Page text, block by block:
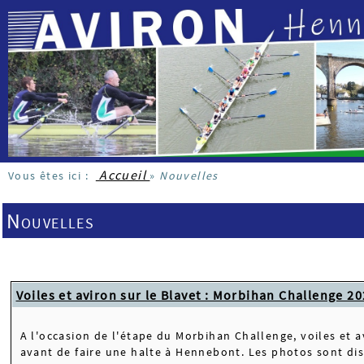
Vous êtes ici : Accueil » Nouvelles
Nouvelles
Voiles et aviron sur le Blavet : Morbihan Challenge
A l'occasion de l'étape du Morbihan Challenge, voiles et
avant de faire une halte à Hennebont. Les photos sont